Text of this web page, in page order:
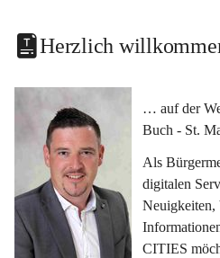
Herzlich
… auf der
Buch - St.
Als
digitalen
Neuigkeiten,
CITIES